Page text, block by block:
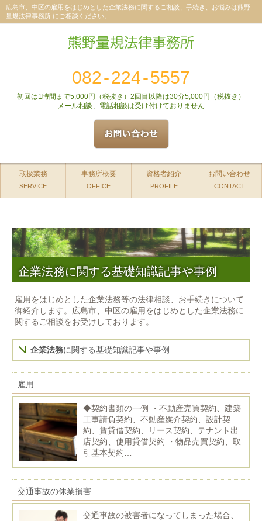
広島市、中区の雇用をはじめとした企業法務に関するご相談、手続き、お悩みは熊野
量規法律事務所 にご相談ください。
082-224-5557
初回は1時間まで5,000円（税抜き）2回目以降は30分5,000円（税抜き）
メール相談、電話相談は受け付けておりません
取扱業務
SERVICE
事務所概要
OFFICE
資格者紹介
PROFILE
お問い合わせ
CONTACT
企業法務に関する基礎知識記事や事例
雇用をはじめとした企業法務等の法律相談、お手続きについて
御紹介します。広島市、中区の雇用をはじめとした企業法務に
関するご相談をお受けしております。
企業法務に関する基礎知識記事や事例
雇用
◆契約書類の一例 ・不動産売買契約、建築
工事請負契約、不動産媒介契約、設計契
約、賃貸借契約、リース契約、テナント出
店契約、使用貸借契約 ・物品売買契約、取
引基本契約…
交通事故の休業損害
交通事故の被害者になってしまった場合、